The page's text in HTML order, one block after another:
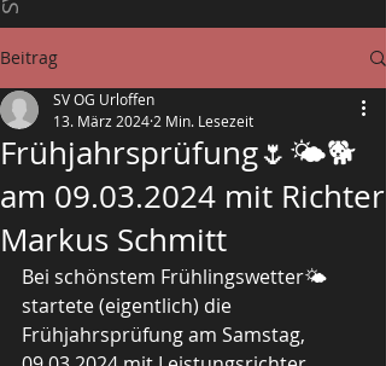
Beitrag
Frühjahrsprüfung🌷🌤️🐕
am 09.03.2024 mit Richter
Markus Schmitt
SV OG Urloffen
13. März 2024 2 Min. Lesezeit
Bei schönstem Frühlingswetter🌤️
startete (eigentlich) die
Frühjahrsprüfung am Samstag,